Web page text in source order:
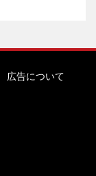
広告について